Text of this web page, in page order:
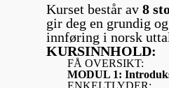
Kurset består av 8
gir deg en grundig
innføring i norsk
KURSINNHOLD:
FÅ OVERSIKT:
MODUL 1:
ENKELTLYDER: